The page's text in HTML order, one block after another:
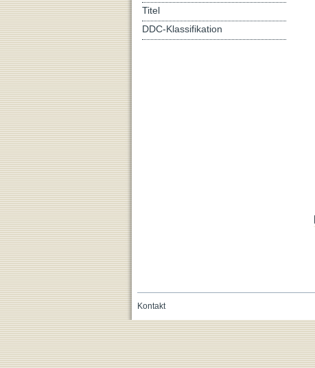
Titel
DDC-Klassifikation
Kontakt